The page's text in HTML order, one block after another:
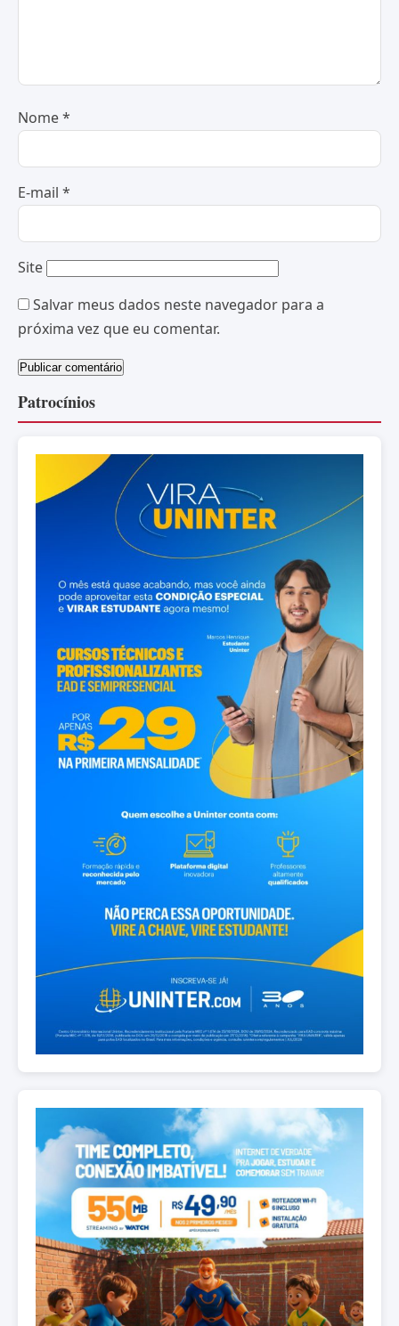
Nome*
E-mail *
Site
Salvar meus dados neste navegador para a
próxima vez que eu comentar.
Patrocínios